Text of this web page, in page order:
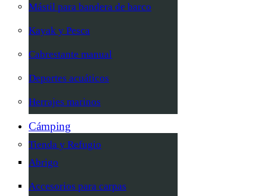
Mástil para bandera de barco
Kayak y Pesca
Cabrestante manual
Deportes acuáticos
Herrajes marinos
Cámping
Tienda y Refugio
Abrigo
Accesorios para carpas